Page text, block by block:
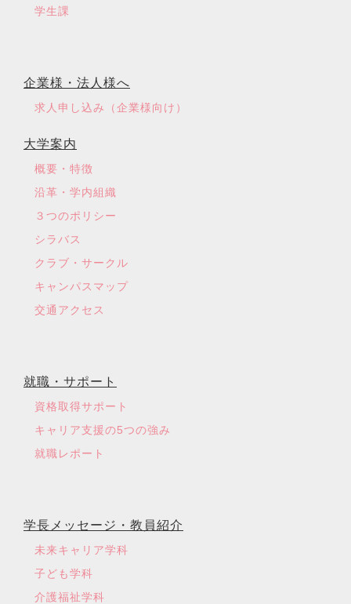
学生課
企業様・法人様へ
求人申し込み（企業様向け）
大学案内
概要・特徴
沿革・学内組織
３つのポリシー
シラバス
クラブ・サークル
キャンパスマップ
交通アクセス
就職・サポート
資格取得サポート
キャリア支援の5つの強み
就職レポート
学長メッセージ・教員紹介
未来キャリア学科
子ども学科
介護福祉学科